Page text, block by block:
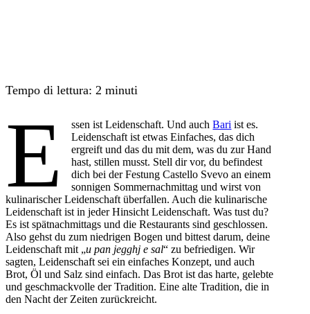
Tempo di lettura: 2 minuti
E ssen ist Leidenschaft. Und auchBari ist es.
Leidenschaft ist etwas Einfaches, das dich
ergreift und das du mit dem, was du zur Hand
hast, stillen musst. Stell dir vor, du befindest
dich bei der Festung Castello Svevo an einem
sonnigen Sommernachmittag und wirst von
kulinarischer Leidenschaft überfallen. Auch die kulinarische
Leidenschaft ist in jeder Hinsicht Leidenschaft. Was tust du?
Es ist spätnachmittags und die Restaurants sind geschlossen.
Also gehst du zum niedrigen Bogen und bittest darum, deine
Leidenschaft mit „u pan jegghj e sal“ zu befriedigen. Wir
sagten, Leidenschaft sei ein einfaches Konzept, und auch
Brot, Öl und Salz sind einfach. Das Brot ist das harte, gelebte
und geschmackvolle der Tradition. Eine alte Tradition, die in
den Nacht der Zeiten zurückreicht.